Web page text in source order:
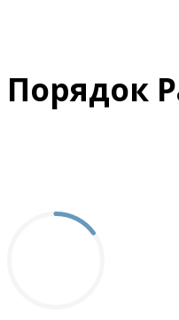
Порядок